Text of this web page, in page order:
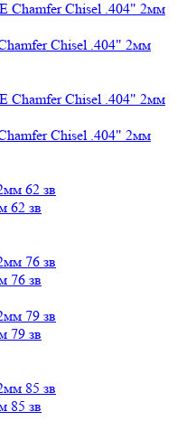
Chisel .404" 2мм
Chisel .404" 2мм
62 зв
76 зв
79 зв
85 зв